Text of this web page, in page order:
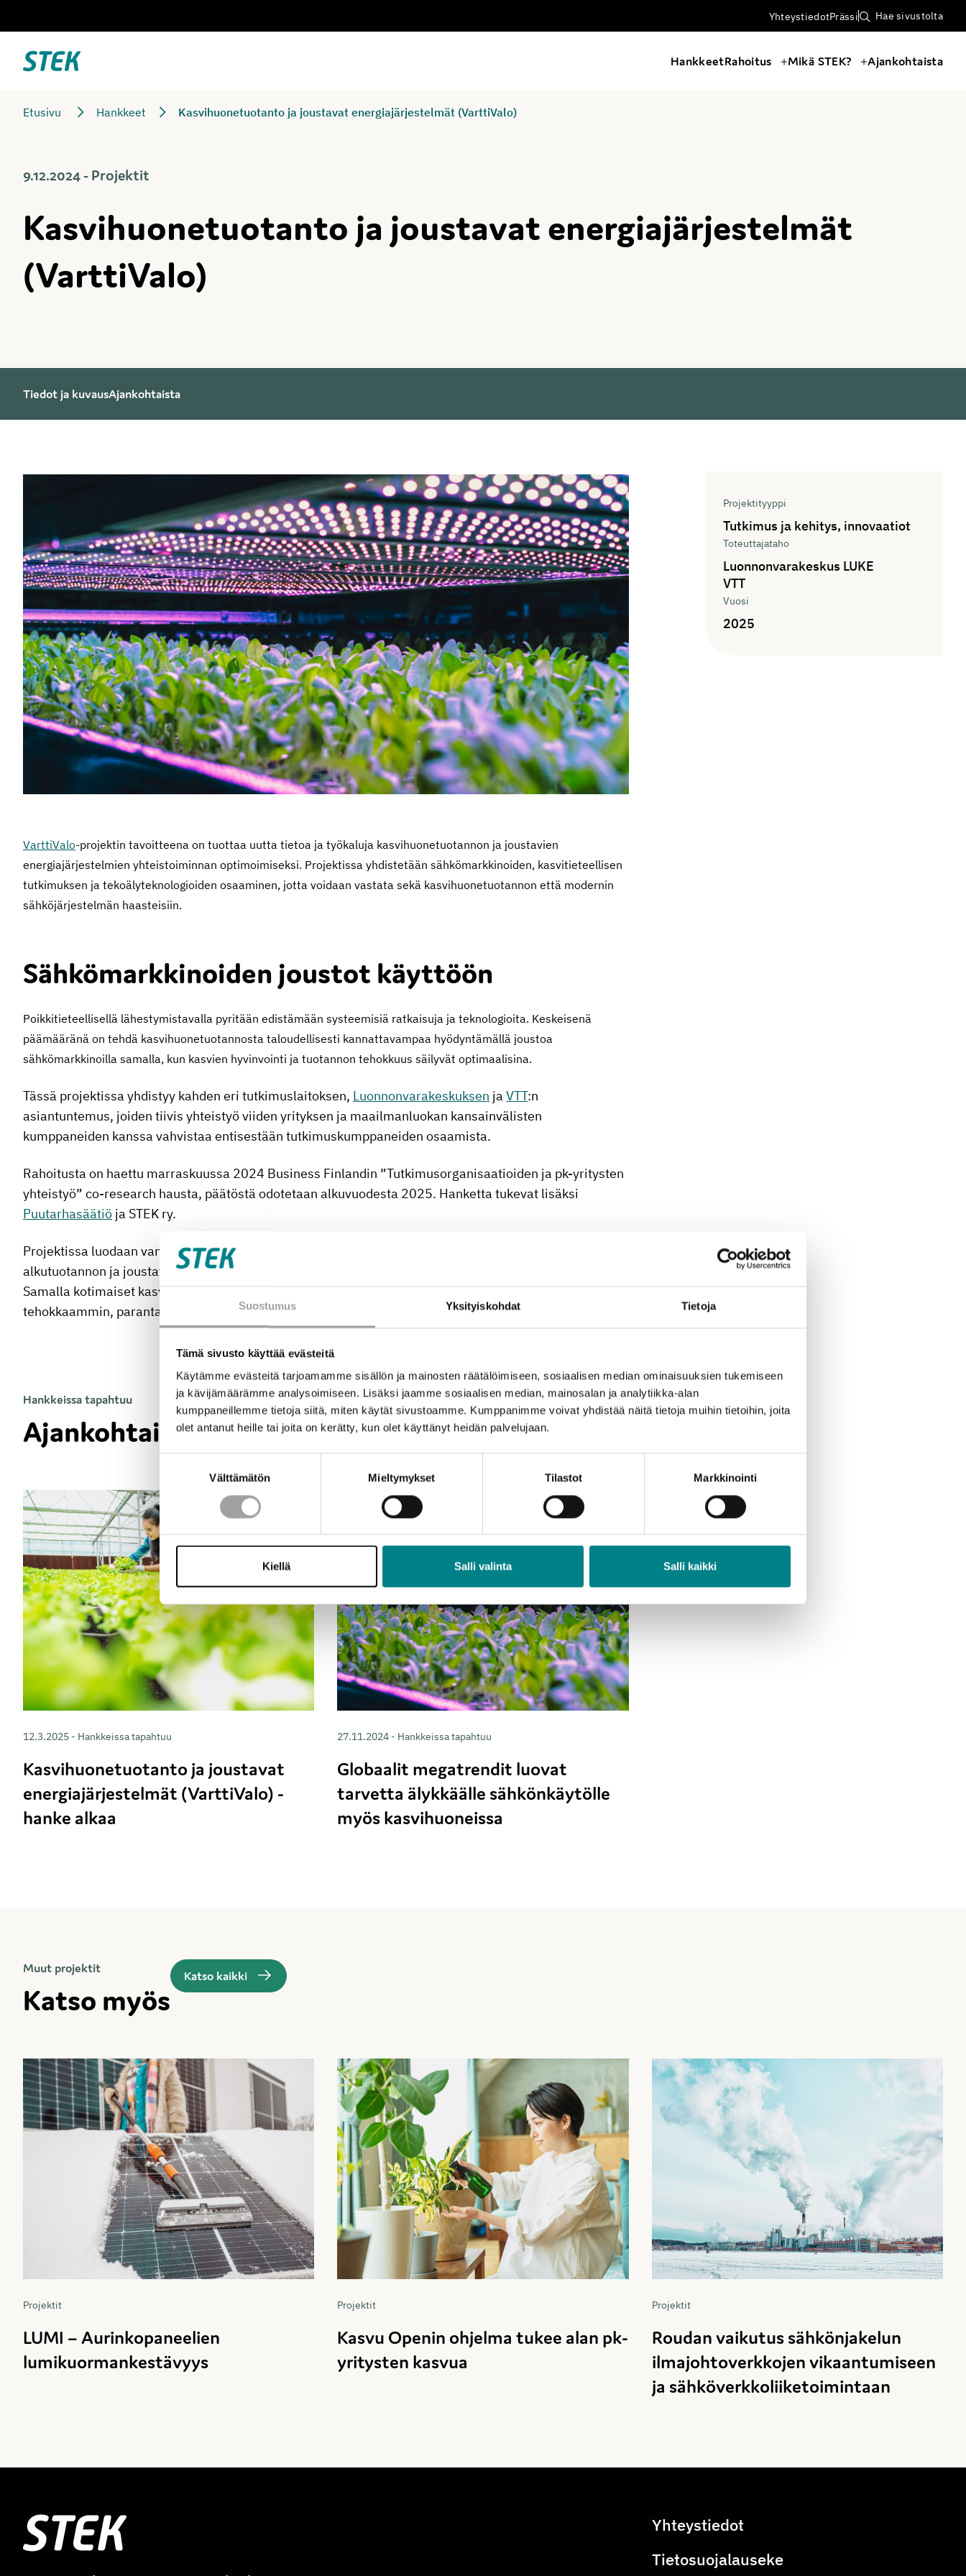
Suostumus Yksityiskohdat Tietoja
Tämä sivusto käyttää evästeitä
Käytämme evästeitä tarjoamamme sisällön ja mainosten räätälöimiseen, sosiaalisen median ominaisuuksien tukemiseen
ja kävijämäärämme analysoimiseen. Lisäksi jaamme sosiaalisen median, mainosalan ja analytiikka-alan
kumppaneillemme tietoja siitä, miten käytät sivustoamme. Kumppanimme voivat yhdistää näitä tietoja muihin tietoihin, joita
olet antanut heille tai joita on kerätty, kun olet käyttänyt heidän palvelujaan.
Välttämätön Mieltymykset Tilastot Markkinointi
Kiellä Salli valinta Salli kaikki
suoraan
sisältöön
YhteystiedotPrässi Hae sivustolta
Stek HankkeetRahoitus Mikä STEK? Ajankohtaista
Etusivu Hankkeet Kasvihuonetuotanto ja joustavat energiajärjestelmät (VarttiValo)
9.12.2024 - Projektit
Kasvihuonetuotanto ja joustavat energiajärjestelmät
(VarttiValo)
Tiedot ja kuvausAjankohtaista
VarttiValo-projektin tavoitteena on tuottaa uutta tietoa ja työkaluja kasvihuonetuotannon ja joustavien
energiajärjestelmien yhteistoiminnan optimoimiseksi. Projektissa yhdistetään sähkömarkkinoiden, kasvitieteellisen
tutkimuksen ja tekoälyteknologioiden osaaminen, jotta voidaan vastata sekä kasvihuonetuotannon että modernin
sähköjärjestelmän haasteisiin.
Sähkömarkkinoiden joustot käyttöön
Poikkitieteellisellä lähestymistavalla pyritään edistämään systeemisiä ratkaisuja ja teknologioita. Keskeisenä
päämääränä on tehdä kasvihuonetuotannosta taloudellisesti kannattavampaa hyödyntämällä joustoa
sähkömarkkinoilla samalla, kun kasvien hyvinvointi ja tuotannon tehokkuus säilyvät optimaalisina.
Tässä projektissa yhdistyy kahden eri tutkimuslaitoksen, Luonnonvarakeskuksen jaVTT:n
asiantuntemus, joiden tiivis yhteistyö viiden yrityksen ja maailmanluokan kansainvälisten
kumppaneiden kanssa vahvistaa entisestään tutkimuskumppaneiden osaamista.
Rahoitusta on haettu marraskuussa 2024 Business Finlandin ”Tutkimusorganisaatioiden ja pk-yritysten
yhteistyö” co-research hausta, päätöstä odotetaan alkuvuodesta 2025. Hanketta tukevat lisäksi
Puutarhasäätiö ja STEK ry.
Projektissa luodaan vankka pohja myöhemmille projekteille, joiden avulla Suomeen syntyy
alkutuotannon ja joustavien energiajärjestelmien ympärille korkean teknologian vientiekosysteemi.
Samalla kotimaiset kasvihuoneet saadaan tukemaan Suomen energiajärjestelmää entistä
tehokkaammin, parantaen molempien kriittisten yhteiskunnan osa-alueiden resilienssiä.
Tiedot
Projektityyppi
Tutkimus ja kehitys, innovaatiot
Toteuttajataho
Luonnonvarakeskus LUKE
VTT
Vuosi
2025
Hankkeissa tapahtuu
Ajankohtaista hankkeesta
12.3.2025 - Hankkeissa tapahtuu
Kasvihuonetuotanto ja joustavat
energiajärjestelmät (VarttiValo) -
hanke alkaa
27.11.2024 - Hankkeissa tapahtuu
Globaalit megatrendit luovat
tarvetta älykkäälle sähkönkäytölle
myös kasvihuoneissa
Muut projektit
Katso myös
Katso kaikki
Projektit
LUMI – Aurinkopaneelien
lumikuormankestävyys
Projektit
Kasvu Openin ohjelma tukee alan pk-
yritysten kasvua
Projektit
Roudan vaikutus sähkönjakelun
ilmajohtoverkkojen vikaantumiseen
ja sähköverkkoliiketoimintaan
Stek
Yhteystiedot
Tietosuojalauseke